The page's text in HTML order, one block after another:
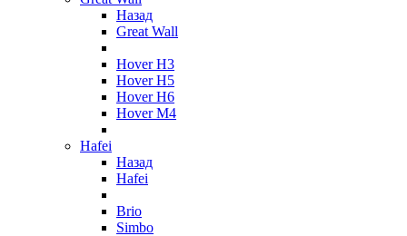
Назад
Great Wall
Hover H3
Hover H5
Hover H6
Hover M4
Hafei
Назад
Hafei
Brio
Simbo